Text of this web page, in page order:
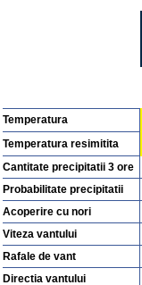
Temperatura
Temperatura resimitita
Cantitate precipitatii 3 ore
Probabilitate precipitatii
Acoperire cu nori
Viteza vantului
Rafale de vant
Directia vantului